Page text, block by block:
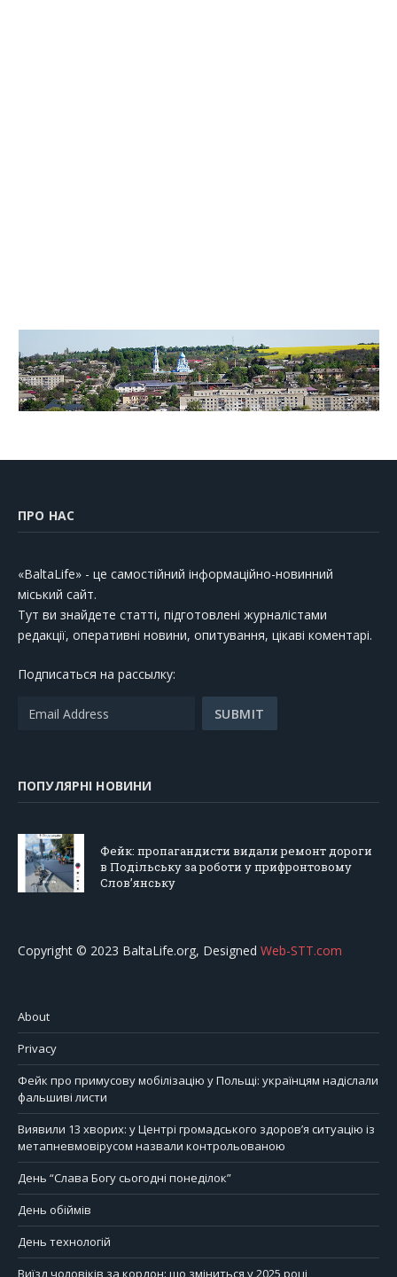
ПРО НАС
«BaltaLife» - це самостійний інформаційно-новинний
міський сайт.
Тут ви знайдете статті, підготовлені журналістами
редакції, оперативні новини, опитування, цікаві коментарі.
Подписаться на рассылку:
ПОПУЛЯРНІ НОВИНИ
Фейк: пропагандисти видали ремонт дороги
в Подільську за роботи у прифронтовому
Слов’янську
Copyright © 2023 BaltaLife.org, Designed Web-STT.com
About
Privacy
Фейк про примусову мобілізацію у Польщі: українцям надіслали
фальшиві листи
Виявили 13 хворих: у Центрі громадського здоров’я ситуацію із
метапневмовірусом назвали контрольованою
День “Слава Богу сьогодні понеділок”
День обіймів
День технологій
Виїзд чоловіків за кордон: що зміниться у 2025 році